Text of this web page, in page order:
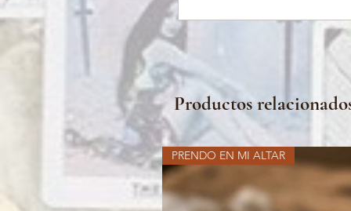
Productos
PRENDO EN MI ALTAR